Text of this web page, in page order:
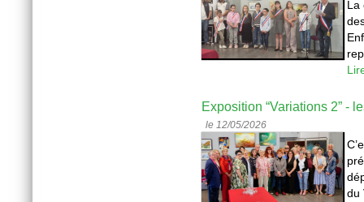
La
Exposition “Variations 2” -
le 12/05/2026
du